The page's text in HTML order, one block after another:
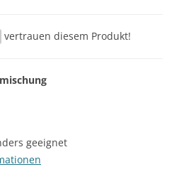
vertrauen diesem Produkt!
geeignet